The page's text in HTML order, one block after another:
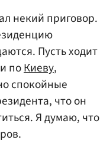
некий приговор.
Пусть ходит
поКиеву,
спокойные
что он
Я думаю, что